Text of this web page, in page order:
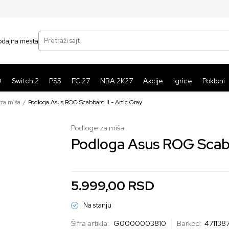
mesta Pretraži sajt
Switch 2 PS5 FC 27 NBA 2K27 Akcije Igrice Pokloni
miša Podloga Asus ROG Scabbard II - Artic Gray
Podloge za miša
Podloga Asus ROG
5.999,00 RSD
Na stanju
Šifra artikla: G0000003810 Barkod: